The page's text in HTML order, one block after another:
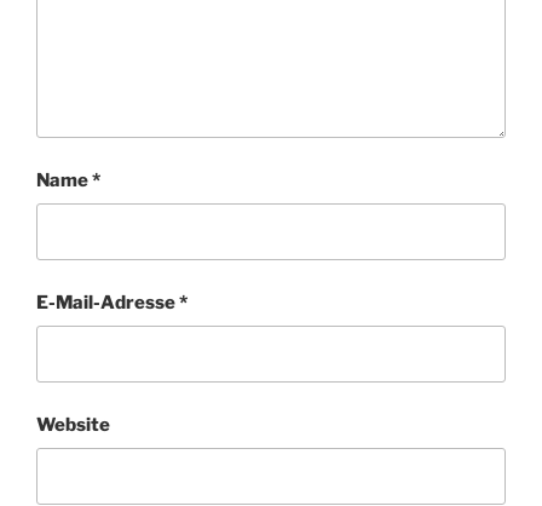
Name*
E-Mail-Adresse*
Website